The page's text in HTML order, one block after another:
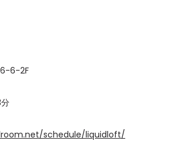
6-2F
schedule/liquidloft/